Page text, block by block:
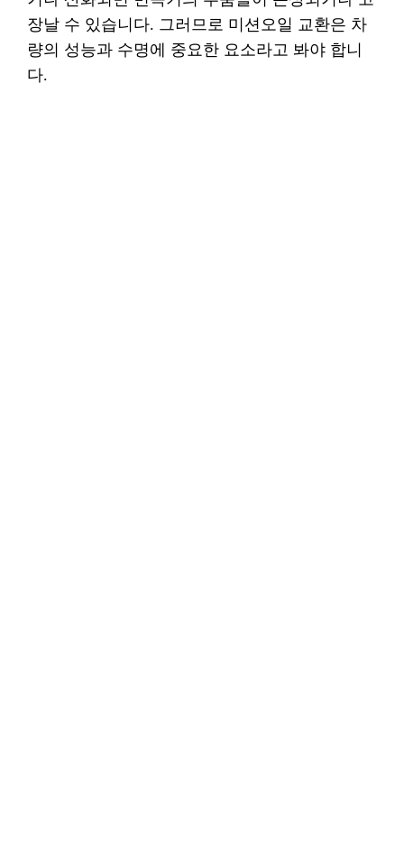
장날 수 있습니다. 그러므로 미션오일 교환은 차
량의 성능과 수명에 중요한 요소라고 봐야 합니
다.